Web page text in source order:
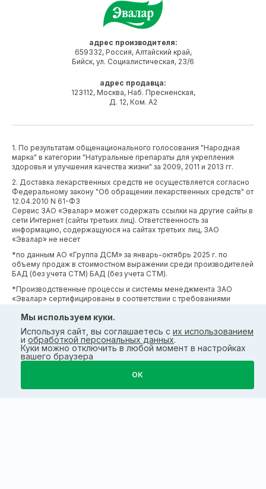
адрес производителя:
659332, Россия, Алтайский край,
Бийск, ул. Социалистическая, 23/6
адрес продавца:
123112, Москва, Наб. Пресненская,
Д. 12, Ком. А2
1. По результатам общенационального голосования "Народная
марка" в категории "Натуральные препараты для укрепления
здоровья и улучшения качества жизни" за 2009, 2011 и 2013 гг.
2. Доставка лекарственных средств не осуществляется согласно
Федеральному закону "Об обращении лекарственных средств" от
12.04.2010 N 61-ФЗ
Сервис ЗАО «Эвалар» может содержать ссылки на другие сайты в
сети Интернет (сайты третьих лиц). Ответственность за
информацию, содержащуюся на сайтах третьих лиц, ЗАО
«Эвалар» не несет
*по данным АО «Группа ДСМ» за январь-октябрь 2025 г. по
объему продаж в стоимостном выражении среди производителей
БАД (без учета СТМ) БАД (без учета СТМ).
*Производственные процессы и системы менеджмента ЗАО
«Эвалар» сертифицированы в соответствии с требованиями
Мы используем куки.
Используя сайт, вы соглашаетесь с их использованием
и обработкой персональных данных.
Куки можно отключить в любой момент в настройках
вашего браузера
ОК